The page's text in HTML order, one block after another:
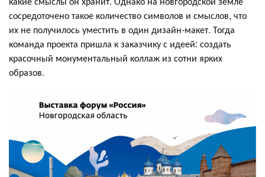
сосредоточено такое количество символов и смыслов, что
их не получилось уместить в один дизайн-макет. Тогда
команда проекта пришла к заказчику с идеей: создать
красочный монументальный коллаж из сотни ярких
образов.